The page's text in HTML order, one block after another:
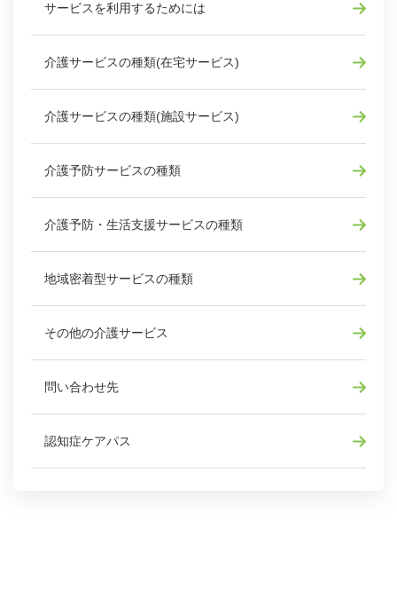
サービスを利用するためには
介護サービスの種類(在宅サービス)
介護サービスの種類(施設サービス)
介護予防サービスの種類
介護予防・生活支援サービスの種類
地域密着型サービスの種類
その他の介護サービス
問い合わせ先
認知症ケアパス